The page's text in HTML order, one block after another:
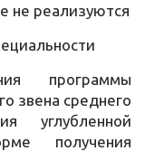
не реализуются
программы
звена среднего
углубленной
получения